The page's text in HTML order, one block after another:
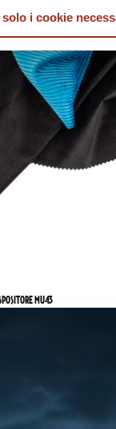
solo i cookie
MU43